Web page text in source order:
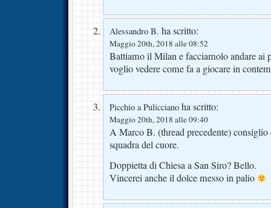
Alessandro B. ha scritto:
Maggio 20th, 2018 alle 08:52
Battiamo il Milan e facciamolo andare ai
voglio vedere come fa a giocare in
Picchio a Pulicciano ha scritto:
Maggio 20th, 2018 alle 09:40
A Marco B. (thread precedente)
squadra del cuore.
Doppietta di Chiesa a San Siro? Bello.
Vincerei anche il dolce messo in palio